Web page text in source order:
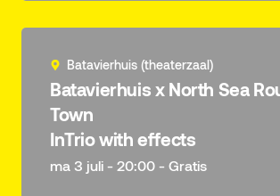
Batavierhuis (theaterzaal)
Batavierhuis x North Sea
Town
InTrio with effects
ma 3 juli - 20:00 - Gratis